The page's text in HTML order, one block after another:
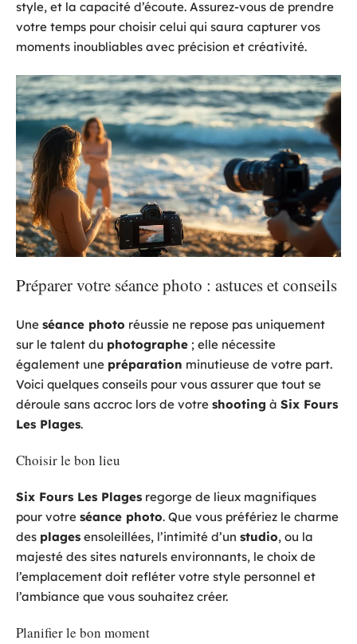
style, et la capacité d’écoute. Assurez-vous de prendre
votre temps pour choisir celui qui saura capturer vos
moments inoubliables avec précision et créativité.
Préparer votre séance photo : astuces et conseils
Une séance photo réussie ne repose pas uniquement
sur le talent du photographe ; elle nécessite
également une préparation minutieuse de votre part.
Voici quelques conseils pour vous assurer que tout se
déroule sans accroc lors de votre shooting à Six Fours
Les Plages.
Choisir le bon lieu
Six Fours Les Plages regorge de lieux magnifiques
pour votre séance photo. Que vous préfériez le charme
des plages ensoleillées, l’intimité d’un studio, ou la
majesté des sites naturels environnants, le choix de
l’emplacement doit refléter votre style personnel et
l’ambiance que vous souhaitez créer.
Planifier le bon moment